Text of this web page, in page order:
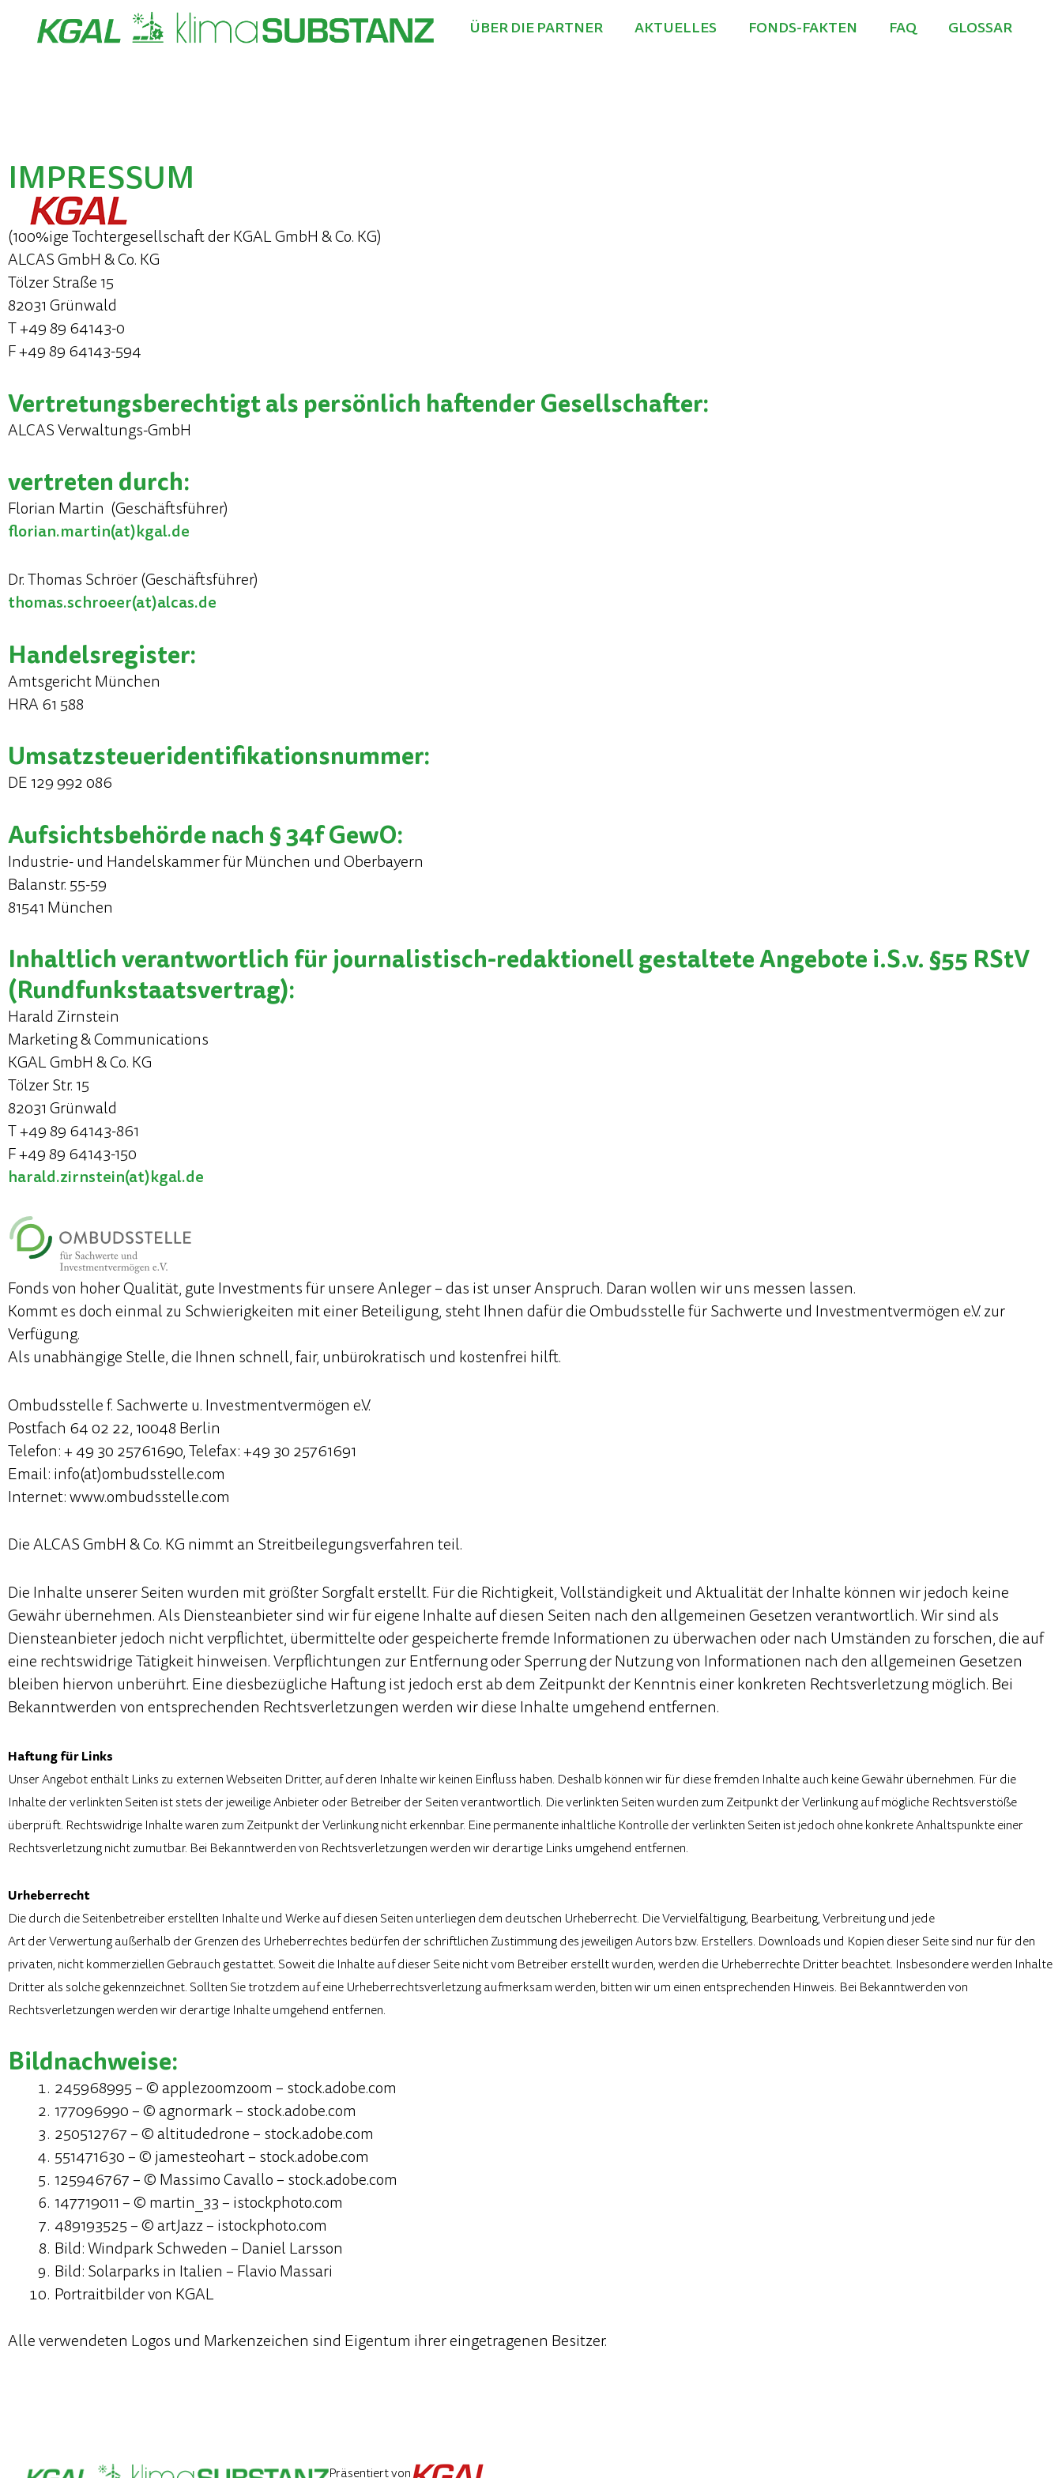
ÜBER DIE PARTNER AKTUELLES FONDS-FAKTEN FAQ GLOSSAR
IMPRESSUM
(100%ige Tochtergesellschaft der KGAL GmbH & Co. KG)
ALCAS GmbH & Co. KG
Tölzer Straße 15
82031 Grünwald
T +49 89 64143-0
F +49 89 64143-594
Vertretungsberechtigt als persönlich haftender Gesellschafter:
ALCAS Verwaltungs-GmbH
vertreten durch:
Florian Martin (Geschäftsführer)
florian.martin(at)kgal.de
Dr. Thomas Schröer (Geschäftsführer)
thomas.schroeer(at)alcas.de
Handelsregister:
Amtsgericht München
HRA 61 588
Umsatzsteuer­identifikationsnummer:
DE 129 992 086
Aufsichtsbehörde nach § 34f GewO:
Industrie- und Handelskammer für München und Oberbayern
Balanstr. 55-59
81541 München
Inhaltlich verantwortlich für journalistisch-redaktionell gestaltete Angebote i.S.v. §55 RStV
(Rundfunkstaatsvertrag):
Harald Zirnstein
Marketing & Communications
KGAL GmbH & Co. KG
Tölzer Str. 15
82031 Grünwald
T +49 89 64143-861
F +49 89 64143-150
harald.zirnstein(at)kgal.de
Fonds von hoher Qualität, gute Investments für unsere Anleger – das ist unser Anspruch. Daran wollen wir uns messen lassen.
Kommt es doch einmal zu Schwierigkeiten mit einer Beteiligung, steht Ihnen dafür die Ombudsstelle für Sachwerte und Investmentvermögen e.V. zur
Verfügung.
Als unabhängige Stelle, die Ihnen schnell, fair, unbürokratisch und kostenfrei hilft.
Ombudsstelle f. Sachwerte u. Investmentvermögen e.V.
Postfach 64 02 22, 10048 Berlin
Telefon: + 49 30 25761690, Telefax: +49 30 25761691
Email: info(at)ombudsstelle.com
Internet: www.ombudsstelle.com
Die ALCAS GmbH & Co. KG nimmt an Streitbeilegungsverfahren teil.
Die Inhalte unserer Seiten wurden mit größter Sorgfalt erstellt. Für die Richtigkeit, Vollständigkeit und Aktualität der Inhalte können wir jedoch keine
Gewähr übernehmen. Als Diensteanbieter sind wir für eigene Inhalte auf diesen Seiten nach den allgemeinen Gesetzen verantwortlich. Wir sind als
Diensteanbieter jedoch nicht verpflichtet, übermittelte oder gespeicherte fremde Informationen zu überwachen oder nach Umständen zu forschen, die auf
eine rechtswidrige Tätigkeit hinweisen. Verpflichtungen zur Entfernung oder Sperrung der Nutzung von Informationen nach den allgemeinen Gesetzen
bleiben hiervon unberührt. Eine diesbezügliche Haftung ist jedoch erst ab dem Zeitpunkt der Kenntnis einer konkreten Rechtsverletzung möglich. Bei
Bekanntwerden von entsprechenden Rechtsverletzungen werden wir diese Inhalte umgehend entfernen.
Haftung für Links
Unser Angebot enthält Links zu externen Webseiten Dritter, auf deren Inhalte wir keinen Einfluss haben. Deshalb können wir für diese fremden Inhalte auch keine Gewähr übernehmen. Für die
Inhalte der verlinkten Seiten ist stets der jeweilige Anbieter oder Betreiber der Seiten verantwortlich. Die verlinkten Seiten wurden zum Zeitpunkt der Verlinkung auf mögliche Rechtsverstöße
überprüft. Rechtswidrige Inhalte waren zum Zeitpunkt der Verlinkung nicht erkennbar. Eine permanente inhaltliche Kontrolle der verlinkten Seiten ist jedoch ohne konkrete Anhaltspunkte einer
Rechtsverletzung nicht zumutbar. Bei Bekanntwerden von Rechtsverletzungen werden wir derartige Links umgehend entfernen.
Urheberrecht
Die durch die Seitenbetreiber erstellten Inhalte und Werke auf diesen Seiten unterliegen dem deutschen Urheberrecht. Die Vervielfältigung, Bearbeitung, Verbreitung und jede
Art der Verwertung außerhalb der Grenzen des Urheberrechtes bedürfen der schriftlichen Zustimmung des jeweiligen Autors bzw. Erstellers. Downloads und Kopien dieser Seite sind nur für den
privaten, nicht kommerziellen Gebrauch gestattet. Soweit die Inhalte auf dieser Seite nicht vom Betreiber erstellt wurden, werden die Urheberrechte Dritter beachtet. Insbesondere werden Inhalte
Dritter als solche gekennzeichnet. Sollten Sie trotzdem auf eine Urheberrechtsverletzung aufmerksam werden, bitten wir um einen entsprechenden Hinweis. Bei Bekanntwerden von
Rechtsverletzungen werden wir derartige Inhalte umgehend entfernen.
Bildnachweise:
245968995 – © applezoomzoom – stock.adobe.com
177096990 – © agnormark – stock.adobe.com
250512767 – © altitudedrone – stock.adobe.com
551471630 – © jamesteohart – stock.adobe.com
125946767 – © Massimo Cavallo – stock.adobe.com
147719011 – © martin_33 – istockphoto.com
489193525 – © artJazz – istockphoto.com
Bild: Windpark Schweden – Daniel Larsson
Bild: Solarparks in Italien – Flavio Massari
Portraitbilder von KGAL
Alle verwendeten Logos und Markenzeichen sind Eigentum ihrer eingetragenen Besitzer.
Präsentiert von